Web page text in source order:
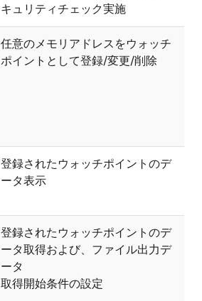
キュリティチェック実施
任意のメモリアドレスをウォッチ
ポイントとして登録/変更/削除
登録されたウォッチポイントのデ
ータ表示
登録されたウォッチポイントのデ
ータ取得および、ファイル出力デ
ータ
取得開始条件の設定